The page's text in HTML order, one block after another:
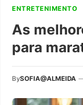
ENTRETENIMENTO
As
para
BySOFIA@ALMEIDA